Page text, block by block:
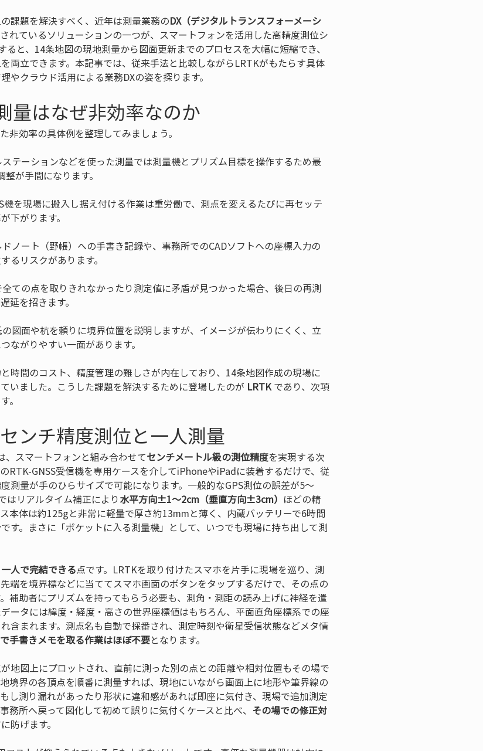
課題を解決すべく、近年は測量業務のDX（デジタルトランスフォーメーシ
れているソリューションの一つが、スマートフォンを活用した高精度測位シ
と、14条地図の現地測量から図面更新までのプロセスを大幅に短縮でき、
両立できます。本記事では、従来手法と比較しながらLRTKがもたらす具体
やクラウド活用による業務DXの姿を探ります。
量はなぜ非効率なのか
非効率の具体例を整理してみましょう。
テーションなどを使った測量では測量機とプリズム目標を操作するため最
機を現場に搬入し据え付ける作業は重労働で、測点を変えるたびに再セッテ
ノート（野帳）への手書き記録や、事務所でのCADソフトへの座標入力の
全ての点を取りきれなかったり測定値に矛盾が見つかった場合、後日の再測
図面や杭を頼りに境界位置を説明しますが、イメージが伝わりにくく、立
ながりやすい一面があります。
時間のコスト、精度管理の難しさが内在しており、14条地図作成の現場に
いました。こうした課題を解決するために登場したのが LRTK であり、次項
。
ンチ精度測位と一人測量
、スマートフォンと組み合わせてセンチメートル級の測位精度を実現する次
RTK-GNSS受信機を専用ケースを介してiPhoneやiPadに装着するだけで、従
測量が手のひらサイズで可能になります。一般的なGPS測位の誤差が5～
はリアルタイム補正により水平方向±1～2cm（垂直方向±3cm） ほどの精
本体は約125gと非常に軽量で厚さ約13mmと薄く、内蔵バッテリーで6時間
す。まさに「ポケットに入る測量機」として、いつでも現場に持ち出して測
一人で完結できる点です。LRTKを取り付けたスマホを片手に現場を巡り、測
端を境界標などに当ててスマホ画面のボタンをタップするだけで、その点の
補助者にプリズムを持ってもらう必要も、測角・測距の読み上げに神経を遣
ータには緯度・経度・高さの世界座標値はもちろん、平面直角座標系での座
含まれます。測点名も自動で採番され、測定時刻や衛星受信状態などメタ情
手書きメモを取る作業はほぼ不要となります。
地図上にプロットされ、直前に測った別の点との距離や相対位置もその場で
境界の各頂点を順番に測量すれば、現地にいながら画面上に地形や筆界線の
し測り漏れがあったり形状に違和感があれば即座に気付き、現場で追加測定
務所へ戻って図化して初めて誤りに気付くケースと比べ、 その場での修正対
防げます。